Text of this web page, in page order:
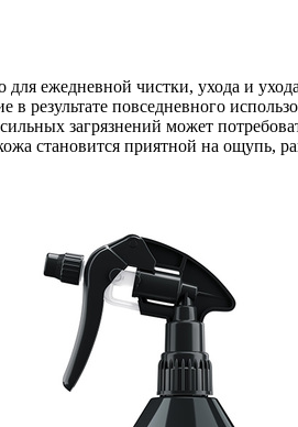
для ежедневной чистки, ухода и
в результате повседневного
загрязнений может
становится приятной на